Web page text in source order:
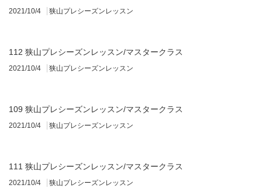
2021/10/4 狭山プレシーズンレッスン
112 狭山プレシーズンレッスン/マスタークラス
2021/10/4 狭山プレシーズンレッスン
109 狭山プレシーズンレッスン/マスタークラス
2021/10/4 狭山プレシーズンレッスン
111 狭山プレシーズンレッスン/マスタークラス
2021/10/4 狭山プレシーズンレッスン